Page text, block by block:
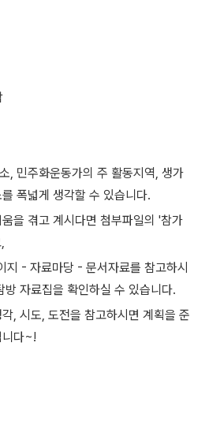
, 민주화운동가의 주 활동지역, 생가
폭넓게 생각할 수 있습니다.
을 겪고 계시다면 첨부파일의 '참가
지 - 자료마당 - 문서자료를 참고하시
방 자료집을 확인하실 수 있습니다.
, 시도, 도전을 참고하시면 계획을 준
니다~!